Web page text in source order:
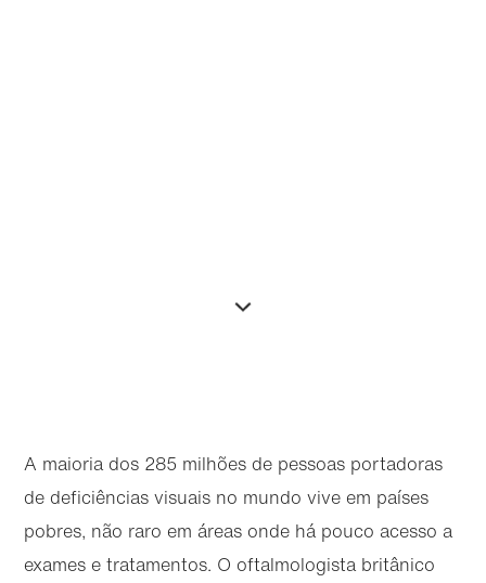
A maioria dos 285 milhões de pessoas portadoras
de deficiências visuais no mundo vive em países
pobres, não raro em áreas onde há pouco acesso a
exames e tratamentos. O oftalmologista britânico